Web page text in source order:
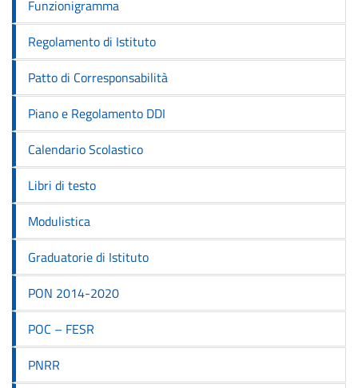
Funzionigramma
Regolamento di Istituto
Patto di Corresponsabilità
Piano e Regolamento DDI
Calendario Scolastico
Libri di testo
Modulistica
Graduatorie di Istituto
PON 2014-2020
POC – FESR
PNRR